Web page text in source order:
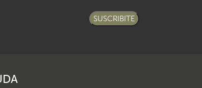
SUSCRIBITE